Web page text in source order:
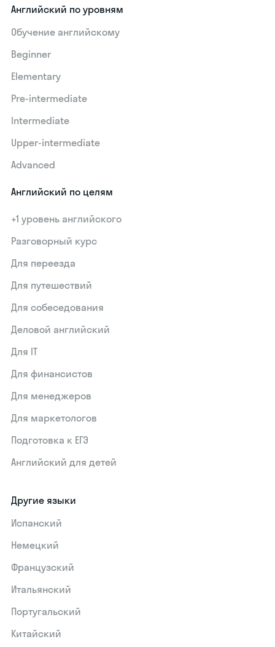
Английский по уровням
Обучение английскому
Beginner
Elementary
Pre-intermediate
Intermediate
Upper-intermediate
Advanced
Английский по целям
+1 уровень английского
Разговорный курс
Для переезда
Для путешествий
Для собеседования
Деловой английский
Для IT
Для финансистов
Для менеджеров
Для маркетологов
Подготовка к ЕГЭ
Английский для детей
Другие языки
Испанский
Немецкий
Французский
Итальянский
Португальский
Китайский